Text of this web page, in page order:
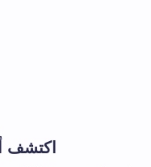
اكتشف